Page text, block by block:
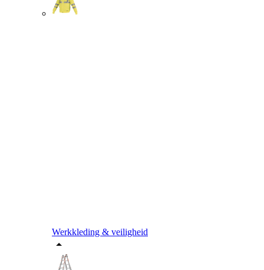
Werkkleding & veiligheid